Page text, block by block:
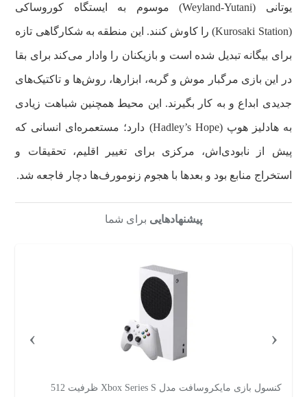
یوتانی (Weyland-Yutani) موسوم به ایستگاه کوروساکی
(Kurosaki Station) را کاوش کنند. این منطقه به شکارگاهی تازه
برای بیگانه تبدیل شده است و بازیکنان را وادار می‌کند برای بقا
در این بازی مرگبار موش و گربه، ابزارها، روش‌ها و تاکتیک‌های
جدیدی ابداع و به کار بگیرند. این محیط همچنین شباهت زیادی
به هادلیز هوپ (Hadley’s Hope) دارد؛ مستعمره‌ای انسانی که
پیش از نابودی‌اش، مرکزی برای تغییر اقلیم، تحقیقات و
استخراج منابع بود و بعدها با هجوم زنومورف‌ها دچار فاجعه شد.
پیشنهادهایی برای شما
کنسول بازی مایکروسافت مدل Xbox Series S ظرفیت 512
‹
›